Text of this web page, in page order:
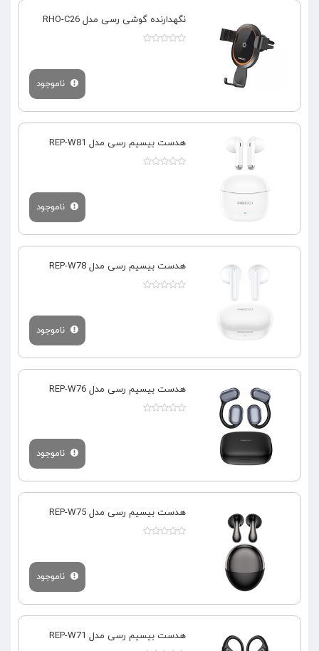
نگهدارنده گوشی رسی مدل RHO-C26
ناموجود
هدست بیسیم رسی مدل REP-W81
ناموجود
هدست بیسیم رسی مدل REP-W78
ناموجود
هدست بیسیم رسی مدل REP-W76
ناموجود
هدست بیسیم رسی مدل REP-W75
ناموجود
هدست بیسیم رسی مدل REP-W71